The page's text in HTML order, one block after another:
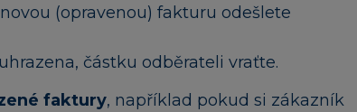
(opravenou) fakturu odešlete
částku odběrateli vraťte.
faktury, například pokud si zákazník